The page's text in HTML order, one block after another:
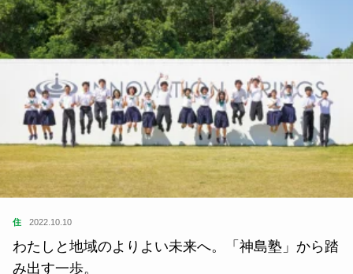
2020.01.23
イチカラプロジェクトやみなと計画。全国ローカル